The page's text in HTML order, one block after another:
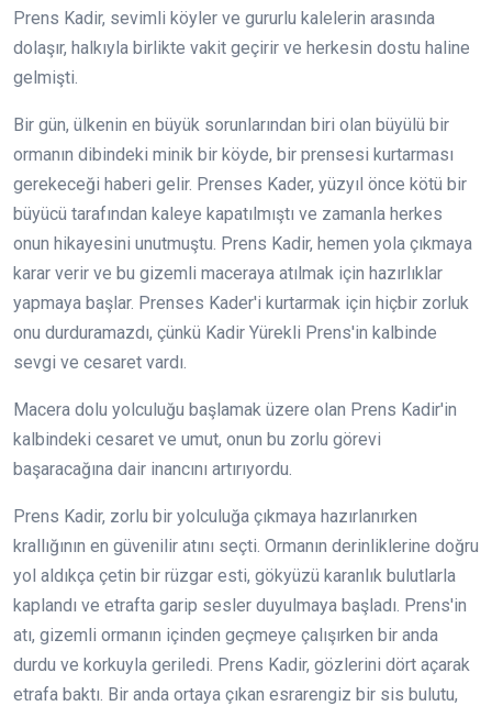
Prens Kadir, sevimli köyler ve gururlu kalelerin arasında
dolaşır, halkıyla birlikte vakit geçirir ve herkesin dostu haline
gelmişti.
Bir gün, ülkenin en büyük sorunlarından biri olan büyülü bir
ormanın dibindeki minik bir köyde, bir prensesi kurtarması
gerekeceği haberi gelir. Prenses Kader, yüzyıl önce kötü bir
büyücü tarafından kaleye kapatılmıştı ve zamanla herkes
onun hikayesini unutmuştu. Prens Kadir, hemen yola çıkmaya
karar verir ve bu gizemli maceraya atılmak için hazırlıklar
yapmaya başlar. Prenses Kader'i kurtarmak için hiçbir zorluk
onu durduramazdı, çünkü Kadir Yürekli Prens'in kalbinde
sevgi ve cesaret vardı.
Macera dolu yolculuğu başlamak üzere olan Prens Kadir'in
kalbindeki cesaret ve umut, onun bu zorlu görevi
başaracağına dair inancını artırıyordu.
Prens Kadir, zorlu bir yolculuğa çıkmaya hazırlanırken
krallığının en güvenilir atını seçti. Ormanın derinliklerine doğru
yol aldıkça çetin bir rüzgar esti, gökyüzü karanlık bulutlarla
kaplandı ve etrafta garip sesler duyulmaya başladı. Prens'in
atı, gizemli ormanın içinden geçmeye çalışırken bir anda
durdu ve korkuyla geriledi. Prens Kadir, gözlerini dört açarak
etrafa baktı. Bir anda ortaya çıkan esrarengiz bir sis bulutu,